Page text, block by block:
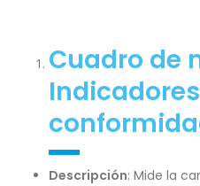
Cuadro de
Descripción: Mide la